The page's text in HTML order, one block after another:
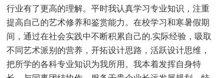
行业有了更高的理解。平时我认真学习专业知识，注重
提高自己的艺术修养和鉴赏能力。在校学习和寒暑假期
间，通过在社会实践中不断积累自己的.实际经验，吸取
不同艺术派别的营养，开拓设计思路，活跃设计思维，
把所学的各科专业知识为我所用。我本着发挥自身特